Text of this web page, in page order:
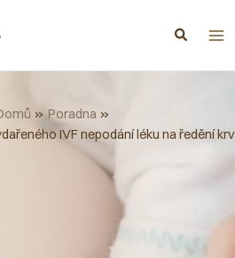
Poradna
IVF nepodání léku na ředění